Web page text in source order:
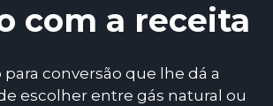
com a receita
para conversão que lhe dá a
escolher entre gás natural ou